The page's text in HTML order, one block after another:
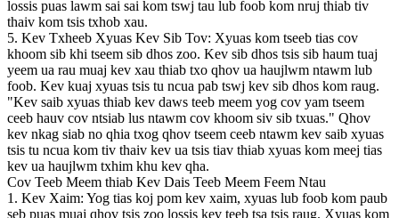
lossis puas lawm sai sai kom tswj tau lub foob kom nruj thiab tiv
thaiv kom tsis txhob xau.
5. Kev Txheeb Xyuas Kev Sib Tov: Xyuas kom tseeb tias cov
khoom sib khi tseem sib dhos zoo. Kev sib dhos tsis sib haum tuaj
yeem ua rau muaj kev xau thiab txo qhov ua haujlwm ntawm lub
foob. Kev kuaj xyuas tsis tu ncua pab tswj kev sib dhos kom raug.
"Kev saib xyuas thiab kev daws teeb meem yog cov yam tseem
ceeb hauv cov ntsiab lus ntawm cov khoom siv sib txuas." Qhov
kev nkag siab no qhia txog qhov tseem ceeb ntawm kev saib xyuas
tsis tu ncua kom tiv thaiv kev ua tsis tiav thiab xyuas kom meej tias
kev ua haujlwm txhim khu kev qha.
Cov Teeb Meem thiab Kev Dais Teeb Meem Feem Ntau
1. Kev Xaim: Yog tias koj pom kev xaim, xyuas lub foob kom paub
seb puas muaj qhov tsis zoo lossis kev teeb tsa tsis raug. Xyuas kom